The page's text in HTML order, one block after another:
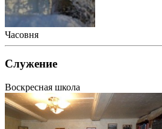
Часовня
Служение
Воскресная школа